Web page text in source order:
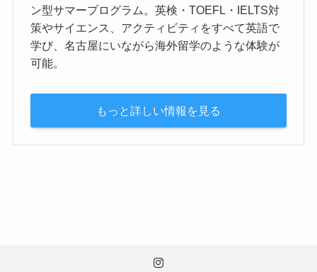
ン型サマープログラム。英検・TOEFL・IELTS対
策やサイエンス、アクティビティをすべて英語で
学び、名古屋にいながら海外留学のような体験が
可能。
もっと詳しい情報を見る